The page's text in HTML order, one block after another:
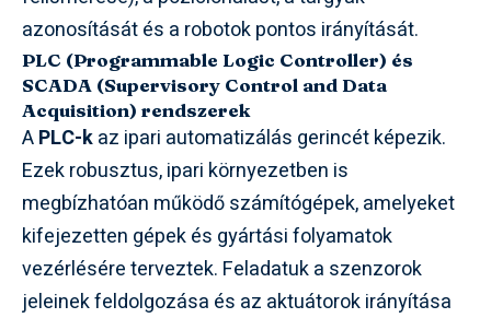
azonosítását és a robotok pontos irányítását.
PLC (Programmable Logic Controller) és
SCADA (Supervisory Control and Data
Acquisition) rendszerek
APLC-kaz ipari automatizálás gerincét képezik.
Ezek robusztus, ipari környezetben is
megbízhatóan működő számítógépek, amelyeket
kifejezetten gépek és gyártási folyamatok
vezérlésére terveztek. Feladatuk a szenzorok
jeleinek feldolgozása és az aktuátorok irányítása